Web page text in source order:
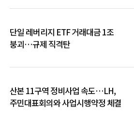
단일 레버리지 ETF 거래대금 1조
붕괴…규제 직격탄
산본 11구역 정비사업 속도…LH,
주민대표회의와 사업시행약정 체결